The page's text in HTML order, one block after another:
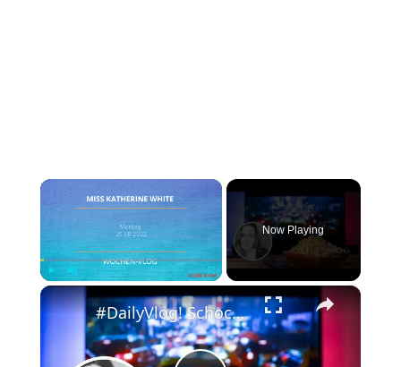
×
Play Unmute
Now Playing
×
#DailyVlog! Schocknachrichten am Dienstag. Wie geht es jetzt weiter mit Chicago P.D?